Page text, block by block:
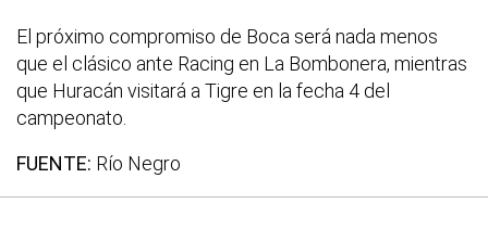
El próximo compromiso de Boca será nada menos
que el clásico ante Racing en La Bombonera, mientras
que Huracán visitará a Tigre en la fecha 4 del
campeonato.
FUENTE: Río Negro